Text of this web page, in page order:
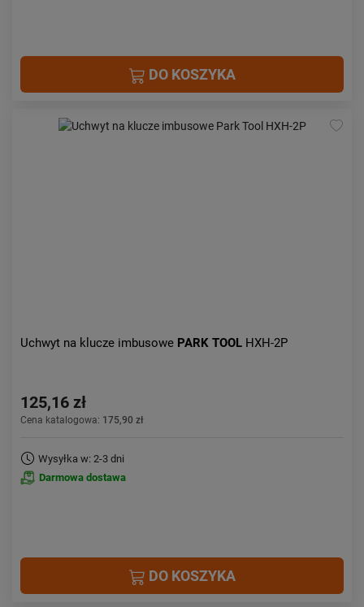
DO KOSZYKA
Uchwyt na klucze imbusowe PARK TOOL HXH-2P
125,16 zł
Cena katalogowa: 175,90 zł
Wysyłka w: 2-3 dni
Darmowa dostawa
DO KOSZYKA